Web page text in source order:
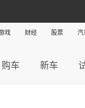
戏 财经 股票 汽
购车 新车